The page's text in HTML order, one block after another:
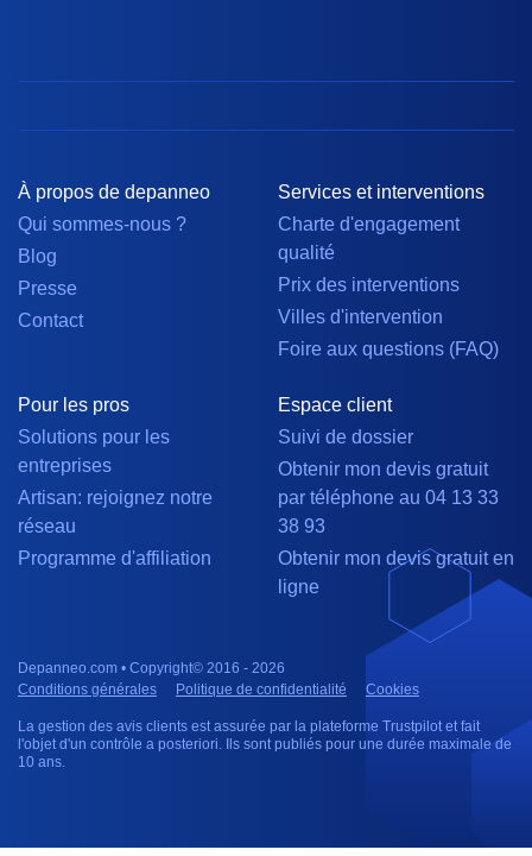
À propos de depanneo
Qui sommes-nous ?
Blog
Presse
Contact
Services et interventions
Charte d'engagement
qualité
Prix des interventions
Villes d'intervention
Foire aux questions (FAQ)
Pour les pros
Solutions pour les
entreprises
Artisan: rejoignez notre
réseau
Programme d'affiliation
Espace client
Suivi de dossier
Obtenir mon devis gratuit
par téléphone au 04 13 33
38 93
Obtenir mon devis gratuit en
ligne
Depanneo.com • Copyright© 2016 - 2026
Conditions générales
Politique de confidentialité Cookies
La gestion des avis clients est assurée par la plateforme Trustpilot et fait
l'objet d'un contrôle a posteriori. Ils sont publiés pour une durée maximale de
10 ans.